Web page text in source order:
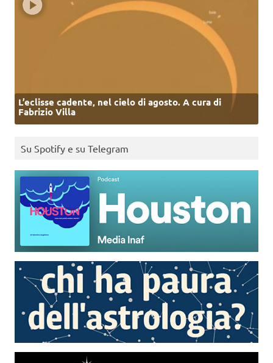
L’eclisse cadente, nel cielo di agosto. A cura di
Fabrizio Villa
Su Spotify e su Telegram